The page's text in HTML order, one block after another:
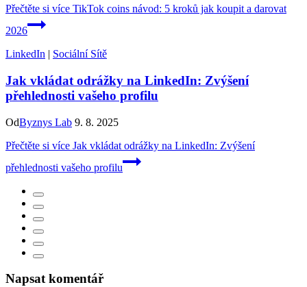
Přečtěte si více TikTok coins návod: 5 kroků jak koupit a darovat
2026
LinkedIn | Sociální Sítě
Jak vkládat odrážky na LinkedIn: Zvýšení
přehlednosti vašeho profilu
OdByznys Lab 9. 8. 2025
Přečtěte si více Jak vkládat odrážky na LinkedIn: Zvýšení
přehlednosti vašeho profilu
Napsat komentář